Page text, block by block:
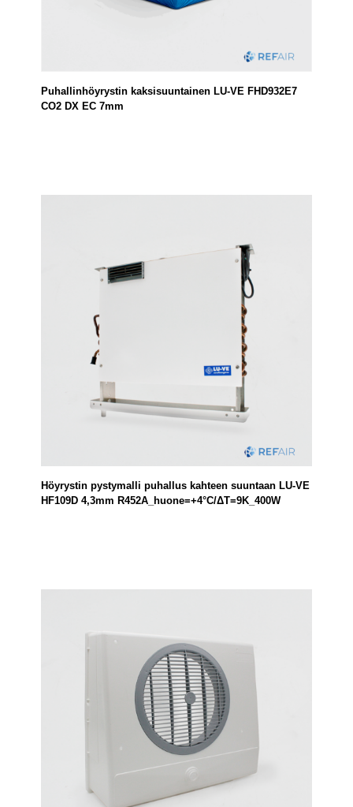
Puhallinhöyrystin kaksisuuntainen LU-VE FHD932E7
CO2 DX EC 7mm
Höyrystin pystymalli puhallus kahteen suuntaan LU-VE
HF109D 4,3mm R452A_huone=+4°C/ΔT=9K_400W